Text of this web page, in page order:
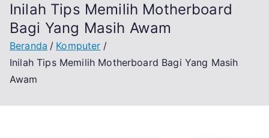
Inilah Tips Memilih Motherboard
Bagi Yang Masih Awam
Beranda
Komputer
Inilah Tips Memilih Motherboard Bagi Yang Masih
Awam